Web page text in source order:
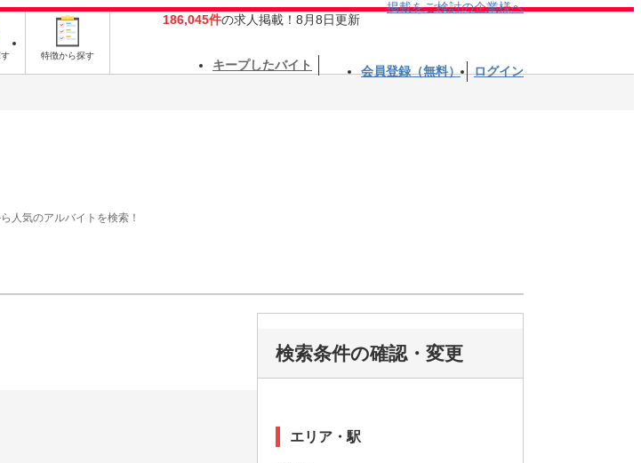
特徴から探す
186,045件の求人掲載！8月8日更新
掲載をご検討の企業様へ
キープしたバイト 会員登録（無料） ログイン
人気のアルバイトを検索！
検索条件の確認・変更
エリア・駅